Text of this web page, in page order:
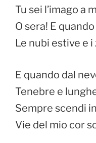
Tu sei l’imago a
O sera! E
Le nubi estive e
E quando dal
Tenebre e
Sempre scendi
Vie del mio cor